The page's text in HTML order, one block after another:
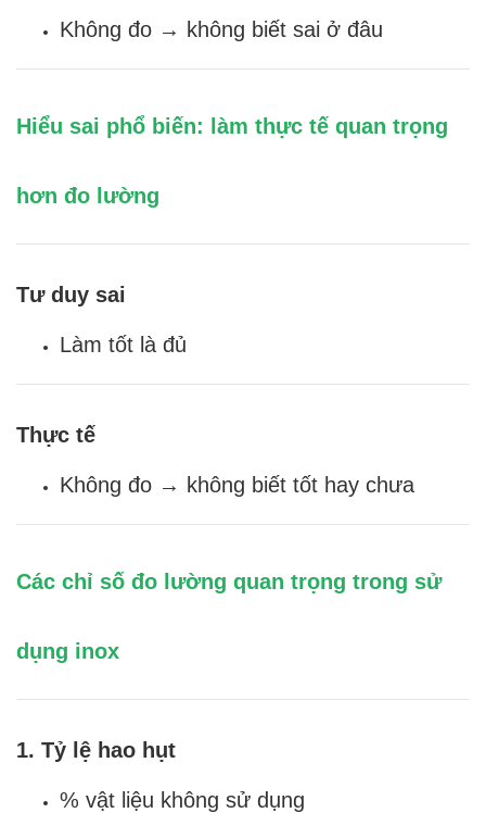
Không đo → không biết sai ở đâu
Hiểu sai phổ biến: làm thực tế quan trọng
hơn đo lường
Tư duy sai
Làm tốt là đủ
Thực tế
Không đo → không biết tốt hay chưa
Các chỉ số đo lường quan trọng trong sử
dụng inox
1. Tỷ lệ hao hụt
% vật liệu không sử dụng